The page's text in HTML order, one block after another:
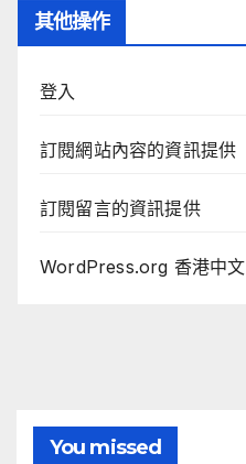
其他操作
登入
訂閱網站內容的資訊提供
訂閱留言的資訊提供
WordPress.org 香港中文
You missed